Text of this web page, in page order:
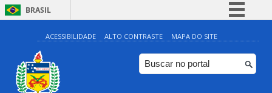
BRASIL
Simplifique!
Comunica BR
Participe
ACESSIBILIDADE ALTO CONTRASTE MAPA DO SITE